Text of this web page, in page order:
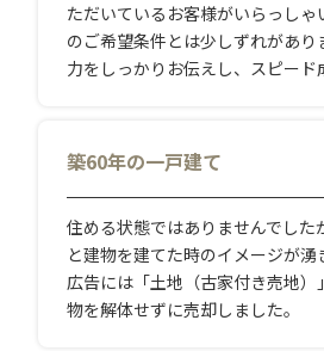
ただいているお客様がいらっしゃ
のご希望条件とは少しずれがあ
力をしっかりお伝えし、スピード
築60年の一戸建て
住める状態ではありませんでした
と建物を建てた時のイメージが湧
広告には「土地（古家付き売地）
物を解体せずに売却しました。